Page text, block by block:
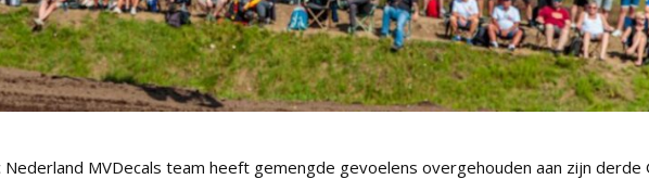
Nederland MVDecals team heeft gemengde gevoelens overgehouden aan zijn derde